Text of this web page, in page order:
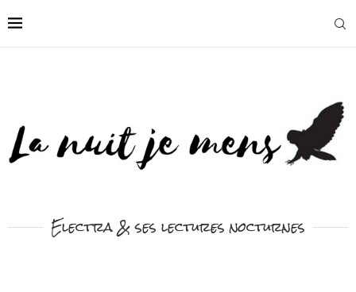
Electra & ses lectures nocturnes